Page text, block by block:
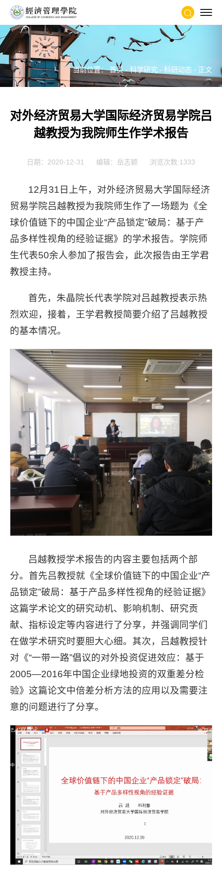
当前位置：首页- 科学研究 - 科研动态 - 正文
对外经济贸易大学国际经济贸易学院吕
越教授为我院师生作学术报告
日期：2020-12-31 编辑：岳志颖 浏览次数:1333
12月31日上午，对外经济贸易大学国际经济
贸易学院吕越教授为我院师生作了一场题为《全
球价值链下的中国企业“产品锁定”破局：基于产
品多样性视角的经验证据》的学术报告。学院师
生代表50余人参加了报告会，此次报告由王学君
教授主持。
首先，朱晶院长代表学院对吕越教授表示热
烈欢迎，接着，王学君教授简要介绍了吕越教授
的基本情况。
吕越教授学术报告的内容主要包括两个部
分。首先吕教授就《全球价值链下的中国企业“产
品锁定”破局：基于产品多样性视角的经验证据》
这篇学术论文的研究动机、影响机制、研究贡
献、指标设定等内容进行了分享，并强调同学们
在做学术研究时要胆大心细。其次，吕越教授针
对《“一带一路”倡议的对外投资促进效应：基于
2005—2016年中国企业绿地投资的双重差分检
验》这篇论文中倍差分析方法的应用以及需要注
意的问题进行了分享。